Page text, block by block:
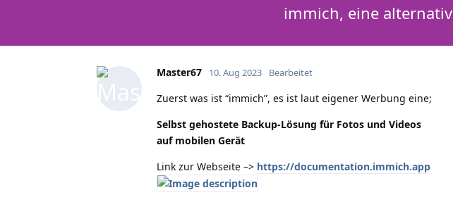
immich, eine
Master67 10. Aug 2023 Bearbeitet
Zuerst was ist “immich”, es ist laut eigener Werbung eine;
Selbst gehostete Backup-Lösung für Fotos und Videos
auf mobilen Gerät
Link zur Webseite –> https://documentation.immich.app